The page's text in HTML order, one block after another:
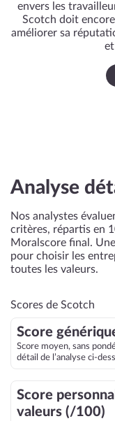
envers les
Scotch doit
améliorer sa
Analyse
Nos analystes
critères, répartis en
Moralscore final.
pour choisir les
toutes les valeurs.
Scores de Scotch
Score
Score moyen, sans
détail de l’analyse ci-
Score
valeurs (/100)